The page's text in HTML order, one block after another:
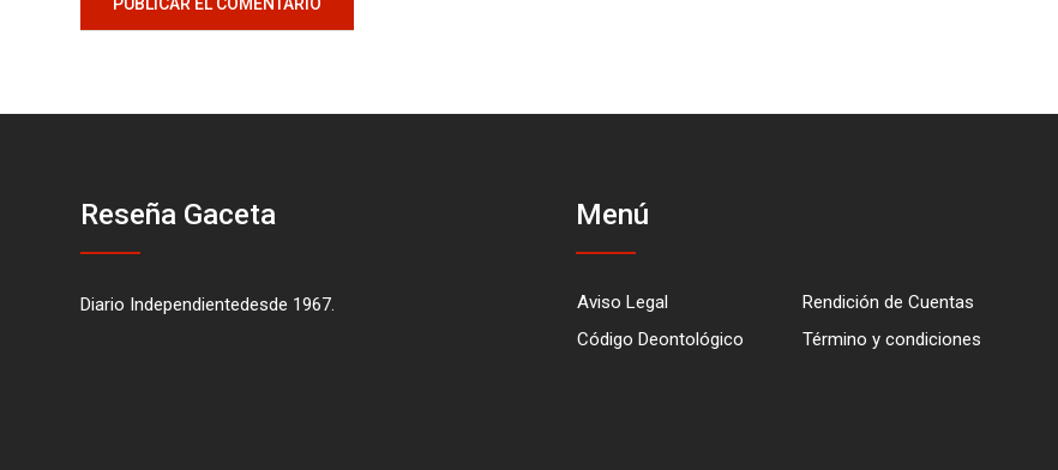
Reseña Gaceta
Diario Independientedesde 1967.
Menú
Aviso Legal
Rendición de Cuentas
Código Deontológico
Término y condiciones